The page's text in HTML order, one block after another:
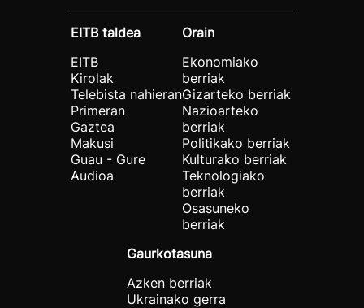
EITB taldea
EITB
Kirolak
Telebista nahieran
Primeran
Gaztea
Makusi
Guau - Gure
Audioa
Orain
Ekonomiako
berriak
Gizarteko berriak
Nazioarteko
berriak
Politikako berriak
Kulturako berriak
Teknologiako
berriak
Osasuneko
berriak
Gaurkotasuna
Azken berriak
Ukrainako gerra